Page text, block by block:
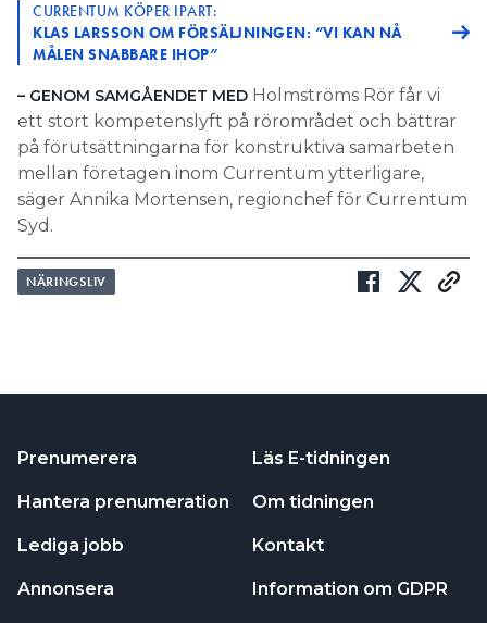
CURRENTUM KÖPER IPART:
KLAS LARSSON OM FÖRSÄLJNINGEN: “VI KAN NÅ
MÅLEN SNABBARE IHOP”
– GENOM SAMGÅENDET MED Holmströms Rör får vi
ett stort kompetenslyft på rörområdet och bättrar
på förutsättningarna för konstruktiva samarbeten
mellan företagen inom Currentum ytterligare,
säger Annika Mortensen, regionchef för Currentum
Syd.
NÄRINGSLIV
Prenumerera
Hantera prenumeration
Lediga jobb
Annonsera
Läs E-tidningen
Om tidningen
Kontakt
Information om GDPR